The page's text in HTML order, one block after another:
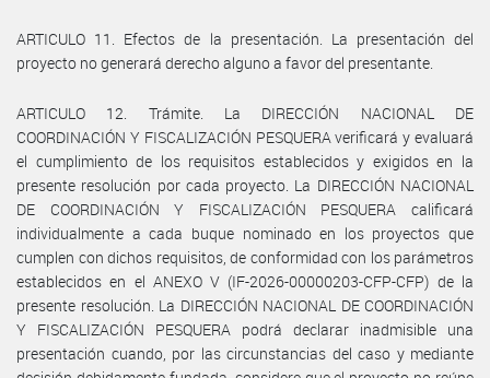
ARTICULO 11. Efectos de la presentación. La presentación del
proyecto no generará derecho alguno a favor del presentante.
ARTICULO 12. Trámite. La DIRECCIÓN NACIONAL DE
COORDINACIÓN Y FISCALIZACIÓN PESQUERA verificará y evaluará
el cumplimiento de los requisitos establecidos y exigidos en la
presente resolución por cada proyecto. La DIRECCIÓN NACIONAL
DE COORDINACIÓN Y FISCALIZACIÓN PESQUERA calificará
individualmente a cada buque nominado en los proyectos que
cumplen con dichos requisitos, de conformidad con los parámetros
establecidos en el ANEXO V (IF-2026-00000203-CFP-CFP) de la
presente resolución. La DIRECCIÓN NACIONAL DE COORDINACIÓN
Y FISCALIZACIÓN PESQUERA podrá declarar inadmisible una
presentación cuando, por las circunstancias del caso y mediante